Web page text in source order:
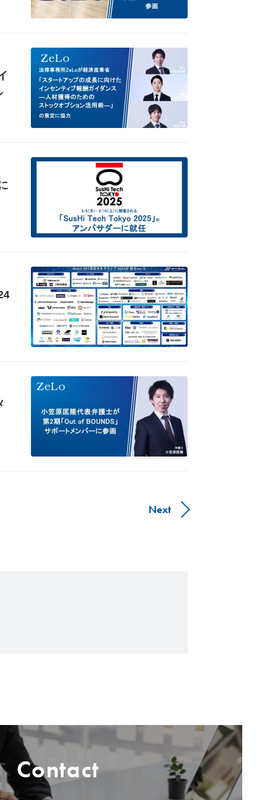
Next
Contact